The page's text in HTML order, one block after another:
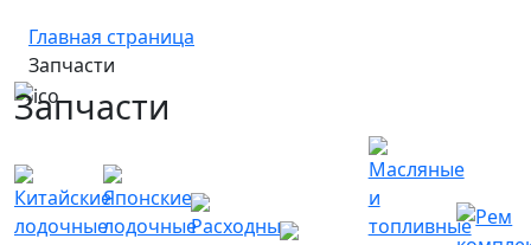
Главная страница
Запчасти
Запчасти